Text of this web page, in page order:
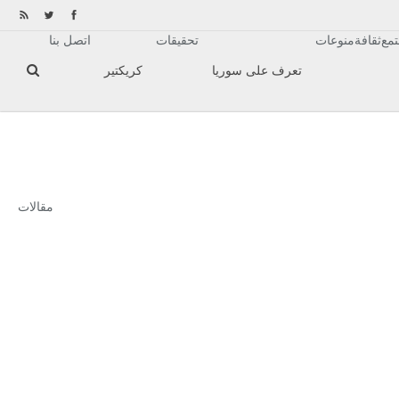
ثقافةمنوعات
تعرف على سوريا
تحقيقات
كريكتير
اتصل بنا
مقالات